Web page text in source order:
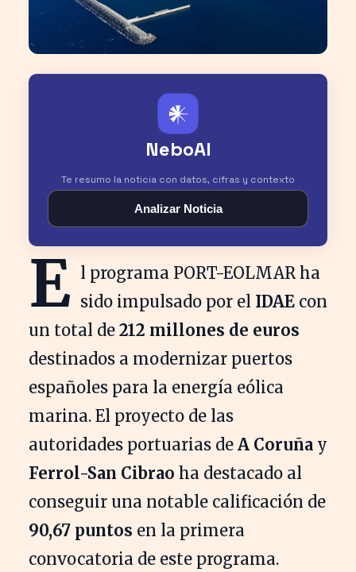
𒀭
NeboAI
Te resumo la noticia con datos, cifras y contexto
Analizar Noticia
E l programa PORT-EOLMAR ha
sido impulsado por el IDAE con
un total de 212 millones de euros
destinados a modernizar puertos
españoles para la energía eólica
marina. El proyecto de las
autoridades portuarias de A Coruña y
Ferrol-San Cibrao ha destacado al
conseguir una notable calificación de
90,67 puntos en la primera
convocatoria de este programa.